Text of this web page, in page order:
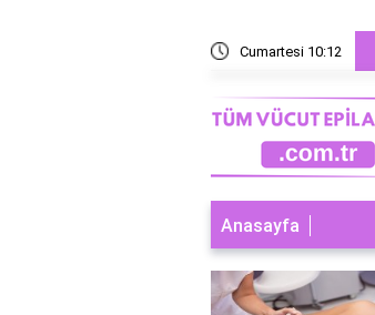
Cumartesi 10:12
Anasayfa